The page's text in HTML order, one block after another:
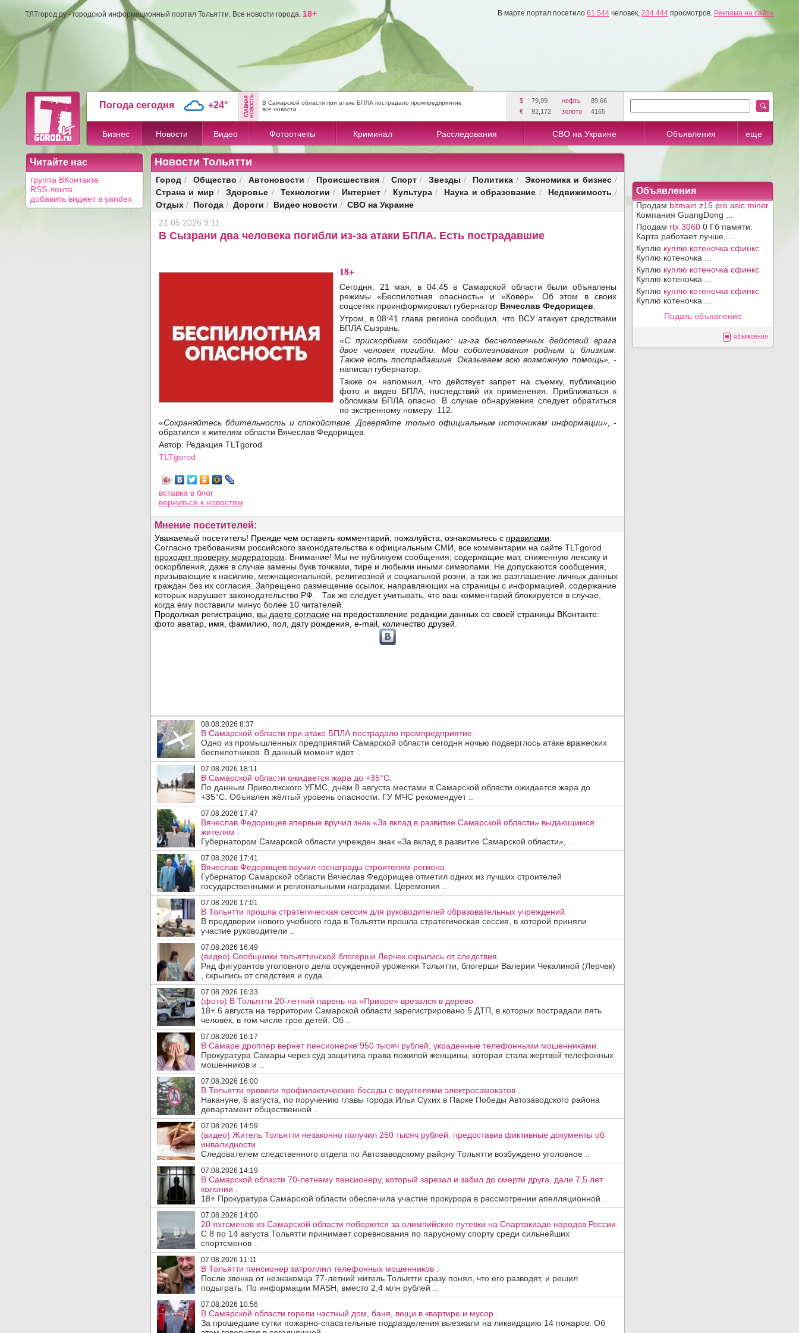
ТЛТгород.ру - городской информационный портал Тольятти. Все новости города. 18+ В марте портал посетило 61 544 человек, 234 444 просмотров. Реклама на сайте
Погода сегодня +24°
В Самарской области при атаке БПЛА пострадало промпредприятие
все новости
$ 79,99 нефть
89,66
€
92,172 золото 4165
Бизнес Новости Видео Фотоотчеты Криминал Расследования СВО на Украине Объявления еще
Читайте нас
группа ВКонтакте
RSS-лента
добавить виджет в yandex
Новости Тольятти
Город / Общество / Автоновости / Происшествия / Спорт / Звезды / Политика / Экономика и бизнес/
Страна и мир / Здоровье / Технологии / Интернет / Культура/ Наука и образование / Недвижимость /
Отдых / Погода / Дороги / Видео новости / СВО на Украине
21.05.2026 9:11
В Сызрани два человека погибли из-за атаки БПЛА. Есть пострадавшие
18+
Сегодня, 21 мая, в 04:45 в Самарской области были объявлены
режимы «Беспилотная опасность» и «Ковёр». Об этом в своих
соцсетях проинформировал губернатор Вячеслав Федорищев
Утром, в 08:41 глава региона сообщил, что ВСУ атакует средствами
БПЛА Сызрань.
«С прискорбием сообщаю: из-за бесчеловечных действийврага
двое человекпогибли. Моисоболезнования роднымиблизким.
Также есть пострадавшие. Оказываем всю возможную помощь», -
написал губернатор.
Также он напомнил, что действует запрет на съемку, публикацию
фото и видео БПЛА, последствий их применения. Приближаться к
обломкам БПЛА опасно. В случае обнаружения следует обратиться
по экстренному номеру: 112.
«Сохраняйтесь бдительность и спокойствие. Доверяйте только официальным источникам информации», -
обратился к жителям области Вячеслав Федорищев.
Автор: Редакция TLTgorod
TLTgorod
вставка в блог
вернуться к новостям
Мнение посетителей:
08.08.2026 8:37
В Самарской области при атаке БПЛА пострадало промпредприятие .
Одно из промышленных предприятий Самарской области сегодня ночью подверглось атаке вражеских
беспилотников. В данный момент идет ..
07.08.2026 18:11
В Самарской области ожидается жара до +35°C.
По данным Приволжского УГМС, днём 8 августа местами в Самарской области ожидается жара до
+35°C. Объявлен жёлтый уровень опасности. ГУ МЧС рекомендует ..
07.08.2026 17:47
Вячеслав Федорищев впервые вручил знак «За вклад в развитие Самарской области» выдающимся
жителям .
Губернатором Самарской области учрежден знак «За вклад в развитие Самарской области», ..
07.08.2026 17:41
Вячеслав Федорищев вручил госнаграды строителям региона.
Губернатор Самарской области Вячеслав Федорищев отметил одних из лучших строителей
государственными и региональными наградами. Церемония ..
07.08.2026 17:01
В Тольятти прошла стратегическая сессия для руководителей образовательных учреждений.
В преддверии нового учебного года в Тольятти прошла стратегическая сессия, в которой приняли
участие руководители ..
07.08.2026 16:49
(видео) Сообщники тольяттинской блогерши Лерчек скрылись от следствия.
Ряд фигурантов уголовного дела осужденной уроженки Тольятти, блогерши Валерии Чекалиной (Лерчек)
, скрылись от следствия и суда. ..
07.08.2026 16:33
(фото) В Тольятти 20-летний парень на «Приоре» врезался в дерево.
18+ 6 августа на территории Самарской области зарегистрировано 5 ДТП, в которых пострадали пять
человек, в том числе трое детей. Об ..
07.08.2026 16:17
В Самаре дроппер вернет пенсионерке 950 тысяч рублей, украденные телефонными мошенниками.
Прокуратура Самары через суд защитила права пожилой женщины, которая стала жертвой телефонных
мошенников и ..
07.08.2026 16:00
В Тольятти провели профилактические беседы с водителями электросамокатов .
Накануне, 6 августа, по поручению главы города Ильи Сухих в Парке Победы Автозаводского района
департамент общественной ..
07.08.2026 14:59
(видео) Житель Тольятти незаконно получил 250 тысяч рублей, предоставив фиктивные документы об
инвалидности .
Следователем следственного отдела по Автозаводскому району Тольятти возбуждено уголовное ..
07.08.2026 14:19
В Самарской области 70-летнему пенсионеру, который зарезал и забил до смерти друга, дали 7,5 лет
колонии .
18+ Прокуратура Самарской области обеспечила участие прокурора в рассмотрении апелляционной ..
07.08.2026 14:00
20 яхтсменов из Самарской области поборются за олимпийские путевки на Спартакиаде народов России.
С 8 по 14 августа Тольятти принимает соревнования по парусному спорту среди сильнейших
спортсменов ..
07.08.2026 11:11
В Тольятти пенсионер затроллил телефонных мошенников .
После звонка от незнакомца 77-летний житель Тольятти сразу понял, что его разводят, и решил
подыграть. По информации MASH, вместо 2,4 млн рублей ..
07.08.2026 10:56
В Самарской области горели частный дом, баня, вещи в квартире и мусор .
За прошедшие сутки пожарно-спасательные подразделения выезжали на ликвидацию 14 пожаров. Об
Объявления
Продам bitmain z15 pro asic miner
Компания GuangDong ...
Продам rtx 3060 0 Гб памяти.
Карта работает лучше, ...
Куплю куплю котеночка сфинкс
Куплю котеночка ...
Куплю куплю котеночка сфинкс
Куплю котеночка ...
Куплю куплю котеночка сфинкс
Куплю котеночка ...
Подать объявление
объявления